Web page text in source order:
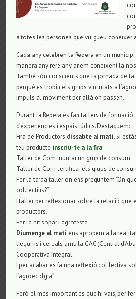
a totes les persones que vulgueu conèixer
Cada any celebren la Repera en un municipi
manera any rere any anem coneixent la
També són conscients que la jornada de la
perquè es trobin els grups vinculats a
impuls al moviment per allà on passen.
Durant la Repera es fan tallers de formació,
d’experiències i espais lúdics. Destaquem:
Fira de Productors dissabte al matí. Si
teu producte inscriu-te a la fira.
Taller de Com muntar un grup de consum.
Taller de Com certificar els grups de
Per la tarda taller on ens preguntem “On
col.lectius?”
I taller per reflexionar sobre la relació que
productors.
Per la nit sopar i agrofesta
Diumenge al matí ens apropem a la
llegums i cereals amb la CAC (Central
Cooperativa Integral.
I per acabar es fa una reflexió col·lectiva
l’agroecolgia”
Però el més important és que hi vais, per